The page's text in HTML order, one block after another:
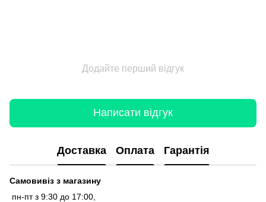
Додайте перший відгук
Написати відгук
Доставка Оплата Гарантія
Самовивіз з магазину
пн-пт з 9:30 до 17:00,